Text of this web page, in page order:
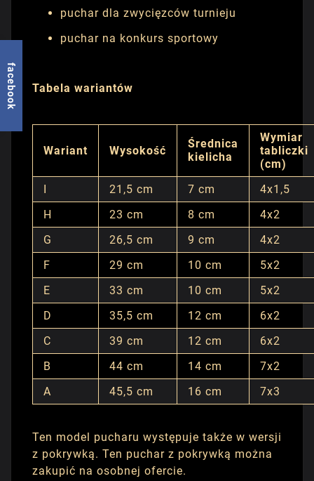
puchar dla zwycięzców turnieju
puchar na konkurs sportowy
Tabela wariantów
Wariant Wysokość
Średnica
kielicha
Wymiar
tabliczki
(cm)
21,5 cm 7 cm
4x1,5
H
23 cm 8 cm
4x2
G
26,5 cm 9 cm
4x2
F
29 cm 10 cm
5x2
E
33 cm 10 cm
5x2
D
35,5 cm 12 cm
6x2
C
39 cm 12 cm
6x2
B
44 cm 14 cm
7x2
A
45,5 cm 16 cm 7x3
Ten model pucharu występuje także w wersji
z pokrywką. Ten puchar z pokrywką można
zakupić na osobnej ofercie.
facebook